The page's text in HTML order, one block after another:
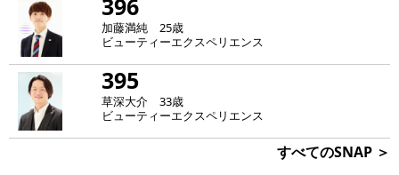
396
加藤満純 25歳
ビューティーエクスペリエンス
395
草深大介 33歳
ビューティーエクスペリエンス
すべてのSNAP ＞